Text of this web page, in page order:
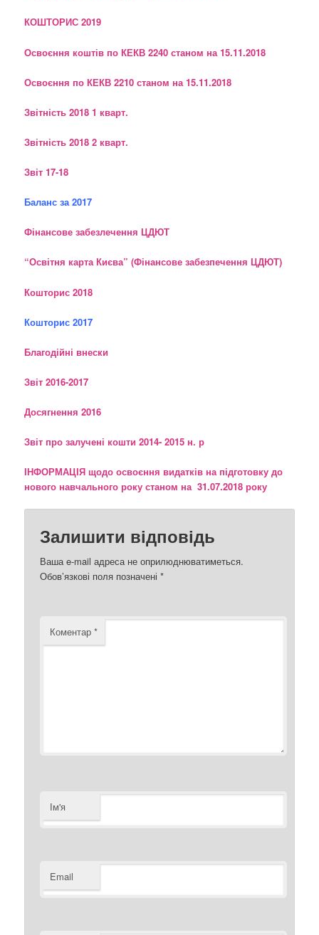
КОШТОРИС 2019
Освоєння коштів по КЕКВ 2240 станом на 15.11.2018
Освоєння по КЕКВ 2210 станом на 15.11.2018
Звітність 2018 1 кварт.
Звітність 2018 2 кварт.
Звіт 17-18
Баланс за 2017
Фінансове забезлечення ЦДЮТ
“Освітня карта Києва” (Фінансове забезпечення ЦДЮТ)
Кошторис 2018
Кошторис 2017
Благодійні внески
Звіт 2016-2017
Досягнення 2016
Звіт про залучені кошти 2014- 2015 н. р
ІНФОРМАЦІЯ щодо освоєння видатків на підготовку до
нового навчального року станом на 31.07.2018 року
Залишити відповідь
Ваша e-mail адреса не оприлюднюватиметься.
Обов’язкові поля позначені*
Коментар*
Ім'я
Email